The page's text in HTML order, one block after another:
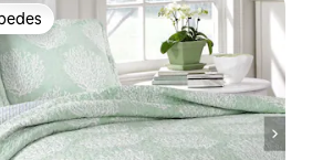
dos hóspedes